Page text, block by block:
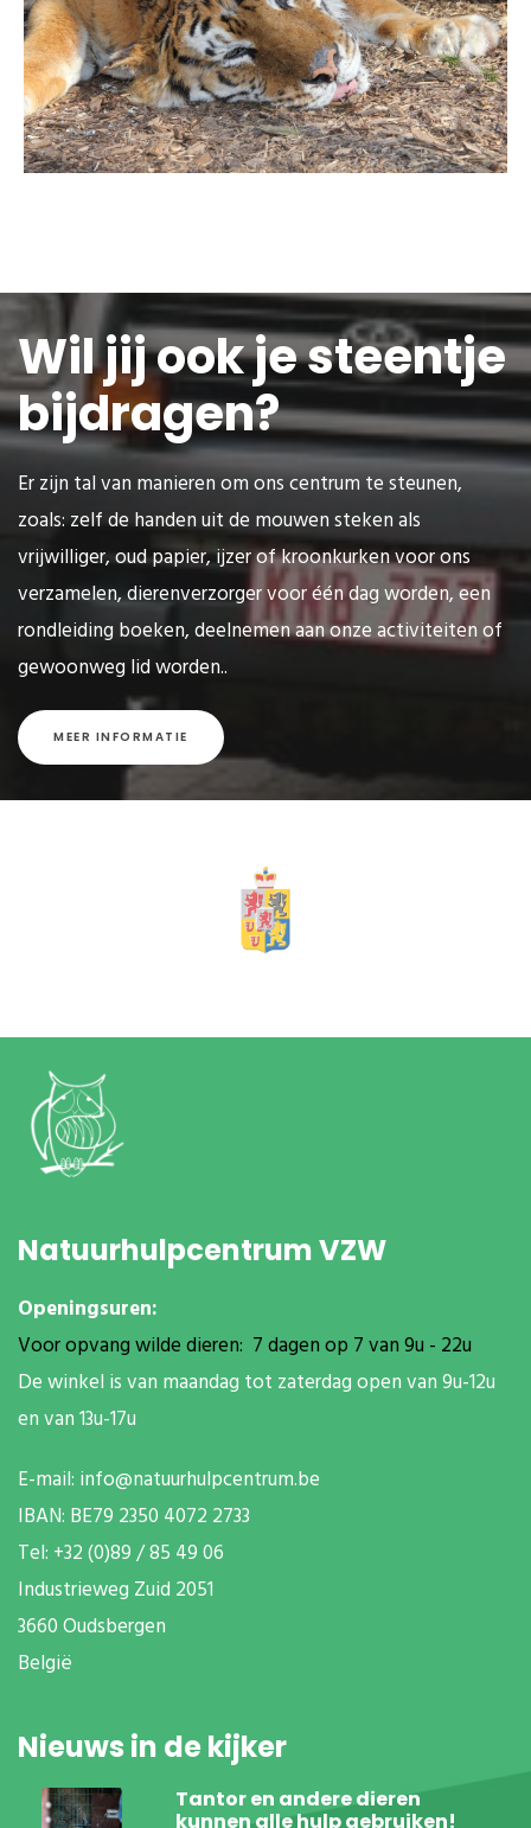
Wil jij ook je steentje
bijdragen?
Er zijn tal van manieren om ons centrum te steunen,
zoals: zelf de handen uit de mouwen steken als
vrijwilliger, oud papier, ijzer of kroonkurken voor ons
verzamelen, dierenverzorger voor één dag worden, een
rondleiding boeken, deelnemen aan onze activiteiten of
gewoonweg lid worden..
MEER INFORMATIE
Natuurhulpcentrum VZW
Openingsuren:
Voor opvang wilde dieren: 7 dagen op 7 van 9u - 22u
De winkel is van maandag tot zaterdag open van 9u-12u
en van 13u-17u
E-mail: info@natuurhulpcentrum.be
IBAN: BE79 2350 4072 2733
Tel: +32 (0)89 / 85 49 06
Industrieweg Zuid 2051
3660 Oudsbergen
België
Nieuws in de kijker
Tantor en andere dieren
kunnen alle hulp gebruiken!